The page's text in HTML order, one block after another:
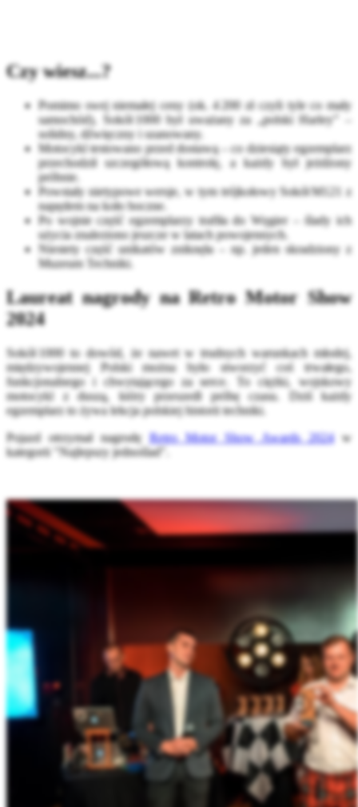
Czy wiesz...?
Pomimo swej niemałej ceny (ok. 4 200 zł czyli tyle co mały
samochód), Sokół 1000 był uważany za „polski Harley” –
solidny, dźwięczny i szanowany.
Motocykl testowano przed dostawą – co dziesiąty egzemplarz
przechodził szczegółową kontrolę, a każdy był jeżdżony
próbnie.
Powstały nietypowe wersje, w tym trójkołowy Sokół M121 z
napędem na koło boczne.
Po wojnie część egzemplarzy trafiła do Węgier – ślady ich
użycia znaleziono jeszcze w latach powojennych.
Niestety część unikatów zniknęła – np. jeden skradziony z
Muzeum Techniki.
Laureat nagrody na Retro Motor Show
2024
Sokół 1000 to dowód, że nawet w trudnych warunkach młodej,
międzywojennej Polski można było stworzyć coś trwałego,
funkcjonalnego i chwytającego za serce. To ciężki, wojskowy
motocykl z duszą, który przeszedł próbę czasu. Dziś każdy
egzemplarz to żywa lekcja polskiej historii techniki.
Pojazd otrzymał nagrodę Retro Motor Show Awards 2024w
kategorii "Najlepszy jednoślad".